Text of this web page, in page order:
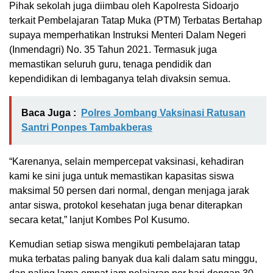
Pihak sekolah juga diimbau oleh Kapolresta Sidoarjo
terkait Pembelajaran Tatap Muka (PTM) Terbatas Bertahap
supaya memperhatikan Instruksi Menteri Dalam Negeri
(Inmendagri) No. 35 Tahun 2021. Termasuk juga
memastikan seluruh guru, tenaga pendidik dan
kependidikan di lembaganya telah divaksin semua.
Baca Juga :
Polres Jombang Vaksinasi Ratusan
Santri Ponpes Tambakberas
“Karenanya, selain mempercepat vaksinasi, kehadiran
kami ke sini juga untuk memastikan kapasitas siswa
maksimal 50 persen dari normal, dengan menjaga jarak
antar siswa, protokol kesehatan juga benar diterapkan
secara ketat,” lanjut Kombes Pol Kusumo.
Kemudian setiap siswa mengikuti pembelajaran tatap
muka terbatas paling banyak dua kali dalam satu minggu,